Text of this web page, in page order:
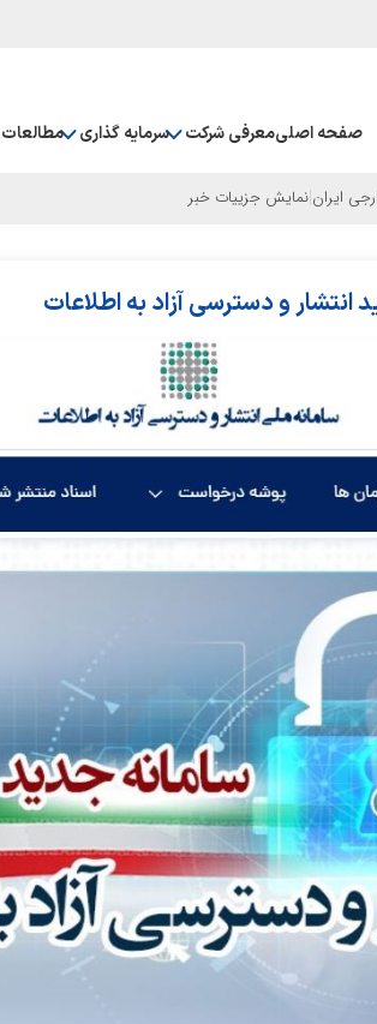
صفحه اصلیمعرفی شرکت سرمایه گذاری
ایران|نمایش جزییات خبر
انتشار و دسترسی آزاد به اطلاعات